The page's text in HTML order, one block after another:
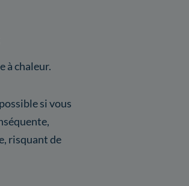
à chaleur.
si vous
risquant de